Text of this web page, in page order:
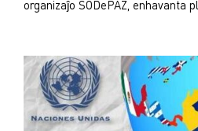
organizaĵo SODePAZ, enhavanta